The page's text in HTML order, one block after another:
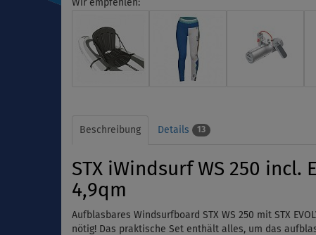
Wir empfehlen:
Beschreibung Details 13
STX iWindsurf WS 250 incl.
4,9qm
Aufblasbares Windsurfboard STX WS 250 mit STX
nötig! Das praktische Set enthält alles, um das